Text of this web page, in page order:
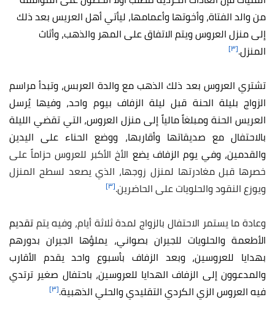
من والد الفتاة، وأخوتها وأعمامها، ليأتي أهل العريس بعد ذلك
إلى منزل العروس ويتم الاتفاق على المهر والذهب، وأثاث
المنزل.[٣]
تشتري العروس بعد ذلك الذهب مع والدة العربس، وتبدأ مراسم
الزواج بليلة الحنة قبل ليلة الزفاف بيوم واحد، وفيها يُرسل
العريس الحنة ومبلغاً مالياً إلى منزل العروس، التي تقضي الليلة
بالاحتفال مع صديقاتها وأقاربها، ووضع الحناء على اليدين
والقدمين، وفي يوم الزفاف يضع الأخ الأكبر للعروس حزاماً على
خصرها قبل مغادرتها لمنزل زوجها، الذي يصعد لسطح المنزل
ويوزع النقود والحلويات على الحاضرين.[٣]
وعادة ما يستمر الاحتفال بالزواج لمدة ثلاثة أيام، وفيه يتمتقديم
الأطعمة والحلويات للجيران بصواني، يملؤها الجيران بدورهم
بهدايا للعروسين، وبعد الزفاف بأسبوع واحد يقدم الأقارب
والمدعوون إلى الزفاف الهدايا للعروسين، باحتفال صغير ترتدي
فيه العروس الزي الكردي التقليدي والحلي الذهبية.[٣]